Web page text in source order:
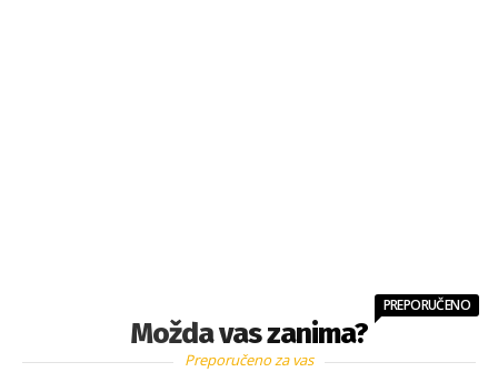
Možda vas zanima?
PREPORUČENO
Preporučeno za vas